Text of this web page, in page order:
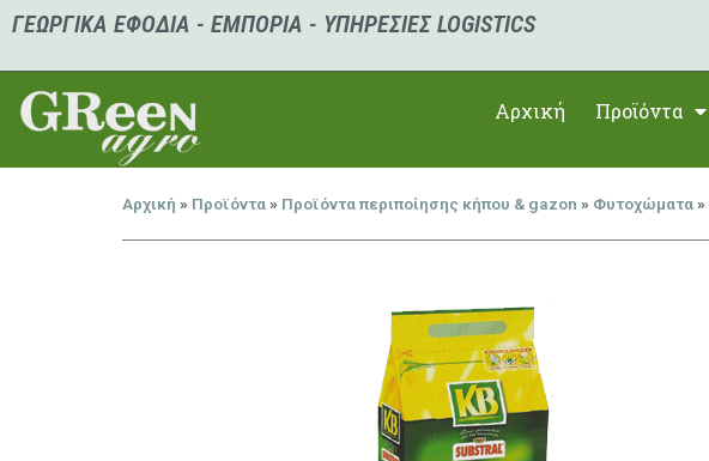
ΓΕΩΡΓΙΚΑ ΕΦΟΔΙΑ - ΕΜΠΟΡΙΑ - ΥΠΗΡΕΣΙΕΣ LOGISTICS
Αρχική Προϊόντα
Αρχική » Προϊόντα » Προϊόντα περιποίησης κήπου & gazon » Φυτοχώματα »